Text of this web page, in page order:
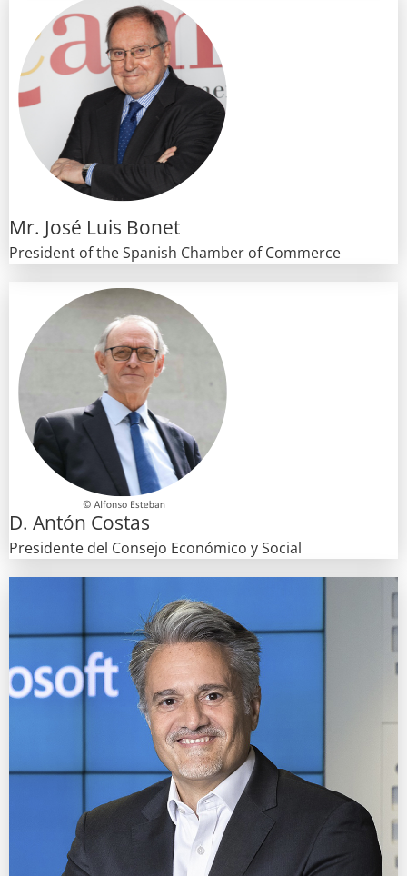
Mr. José Luis Bonet
President of the Spanish Chamber of Commerce
D. Antón Costas
Presidente del Consejo Económico y Social